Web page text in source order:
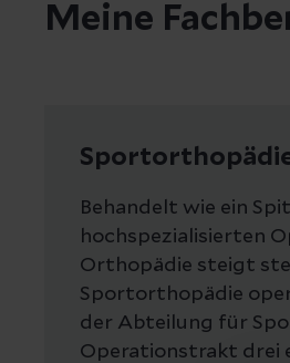
Meine
Behandelt wie ein
hochspezialisierten
Orthopädie steigt
Sportorthopädie
der Abteilung für
Operationstrakt drei